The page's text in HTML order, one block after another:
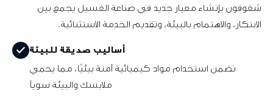
شغوفون بإنشاء معيار جديد في صناعة الغسيل يجمع بين
الابتكار، والاهتمام بالبيئة، وتقديم الخدمة الاستثنائية.
أساليب صديقة للبيئة
نضمن استخدام مواد كيميائية آمنة بيئيًا، مما يحمي
ملابسك والبيئة سوياً